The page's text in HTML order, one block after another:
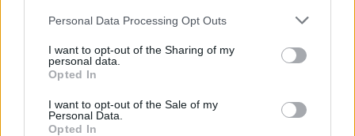
Personal Data Processing Opt Outs
I want to opt-out of the Sharing of my
personal data.
Opted In
I want to opt-out of the Sale of my
Personal Data.
Opted In
Premiere på Egnsspillet i Skagen
Lille hyggelig